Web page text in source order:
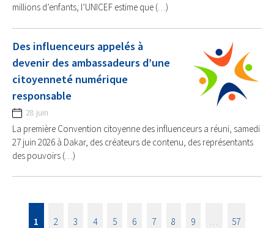
millions d’enfants, l’UNICEF estime que (…)
Des influenceurs appelés à
devenir des ambassadeurs d’une
citoyenneté numérique
responsable
28 juin
La première Convention citoyenne des influenceurs a réuni, samedi
27 juin 2026 à Dakar, des créateurs de contenu, des représentants
des pouvoirs (…)
1 2 3 4 5 6 7 8 9 57